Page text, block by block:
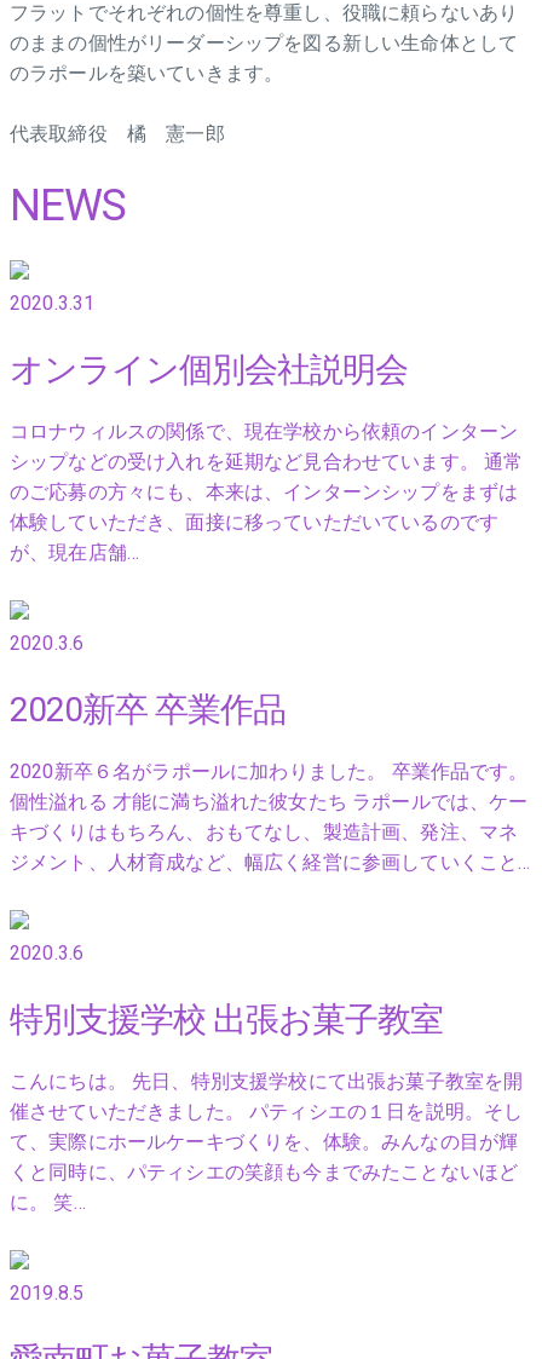
フラットでそれぞれの個性を尊重し、役職に頼らないあり
のままの個性がリーダーシップを図る新しい生命体として
のラポールを築いていきます。
代表取締役 橘 憲一郎
NEWS
2020.3.31
オンライン個別会社説明会
コロナウィルスの関係で、現在学校から依頼のインターン
シップなどの受け入れを延期など見合わせています。 通常
のご応募の方々にも、本来は、インターンシップをまずは
体験していただき、面接に移っていただいているのです
が、現在店舗…
2020.3.6
2020新卒 卒業作品
2020新卒６名がラポールに加わりました。 卒業作品です。
個性溢れる 才能に満ち溢れた彼女たち ラポールでは、ケー
キづくりはもちろん、おもてなし、製造計画、発注、マネ
ジメント、人材育成など、幅広く経営に参画していくこと…
2020.3.6
特別支援学校 出張お菓子教室
こんにちは。 先日、特別支援学校にて出張お菓子教室を開
催させていただきました。 パティシエの１日を説明。そし
て、実際にホールケーキづくりを、体験。みんなの目が輝
くと同時に、パティシエの笑顔も今までみたことないほど
に。 笑…
2019.8.5